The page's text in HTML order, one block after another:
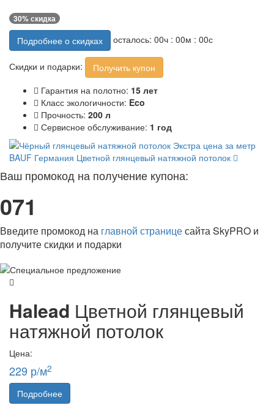
30% скидка
Подробнее о скидках осталось: 00ч : 00м : 00с
Скидки и подарки:
Получить купон
Гарантия на полотно: 15 лет
Класс экологичности: Eco
Прочность: 200 л
Сервисное обслуживание: 1 год
BAUF Германия Цветной глянцевый натяжной потолок
Ваш промокод на получение купона:
071
Введите промокод на главной страницесайта SkyPRO и
получите скидки и подарки
Halead Цветной глянцевый
натяжной потолок
Цена:
229 р/м2
Подробнее